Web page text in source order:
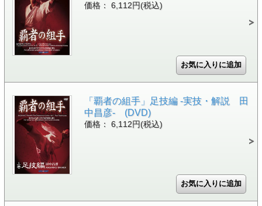
価格： 6,112円(税込)
「覇者の組手」足技編 -実技・解説 田
中昌彦- (DVD)
価格： 6,112円(税込)